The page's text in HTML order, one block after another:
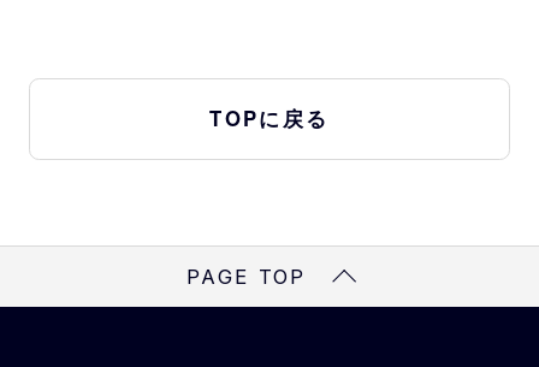
TOPに戻る
PAGE TOP